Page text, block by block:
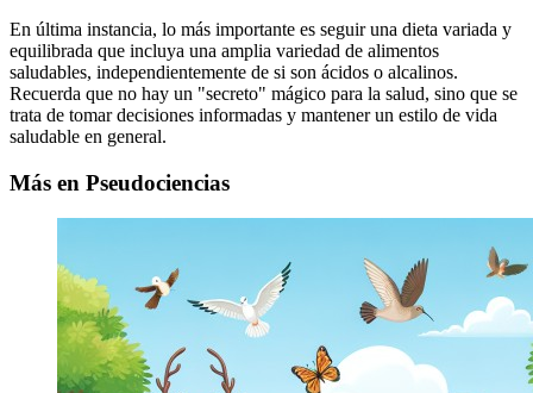
En última instancia, lo más importante es seguir una dieta variada y
equilibrada que incluya una amplia variedad de alimentos
saludables, independientemente de si son ácidos o alcalinos.
Recuerda que no hay un "secreto" mágico para la salud, sino que se
trata de tomar decisiones informadas y mantener un estilo de vida
saludable en general.
Más en Pseudociencias